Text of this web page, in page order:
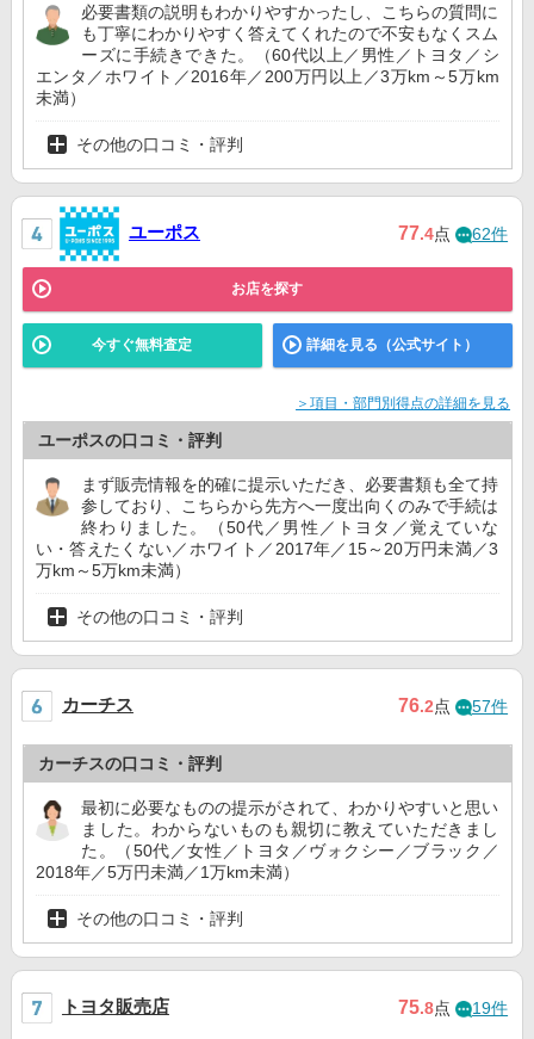
必要書類の説明もわかりやすかったし、こちらの質問に
も丁寧にわかりやすく答えてくれたので不安もなくスム
ーズに手続きできた。（60代以上／男性／トヨタ／シ
エンタ／ホワイト／2016年／200万円以上／3万km～5万km
未満）
その他の口コミ・評判
ユーポス 77.4点 62件
お店を探す
今すぐ無料査定 詳細を見る（公式サイト）
＞項目・部門別得点の詳細を見る
ユーポスの口コミ・評判
まず販売情報を的確に提示いただき、必要書類も全て持
参しており、こちらから先方へ一度出向くのみで手続は
終わりました。（50代／男性／トヨタ／覚えていな
い・答えたくない／ホワイト／2017年／15～20万円未満／3
万km～5万km未満）
その他の口コミ・評判
カーチス 76.2点 57件
カーチスの口コミ・評判
最初に必要なものの提示がされて、わかりやすいと思い
ました。わからないものも親切に教えていただきまし
た。（50代／女性／トヨタ／ヴォクシー／ブラック／
2018年／5万円未満／1万km未満）
その他の口コミ・評判
トヨタ販売店 75.8点 19件